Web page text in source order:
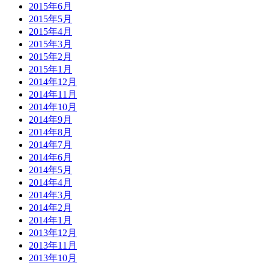
2015年6月
2015年5月
2015年4月
2015年3月
2015年2月
2015年1月
2014年12月
2014年11月
2014年10月
2014年9月
2014年8月
2014年7月
2014年6月
2014年5月
2014年4月
2014年3月
2014年2月
2014年1月
2013年12月
2013年11月
2013年10月